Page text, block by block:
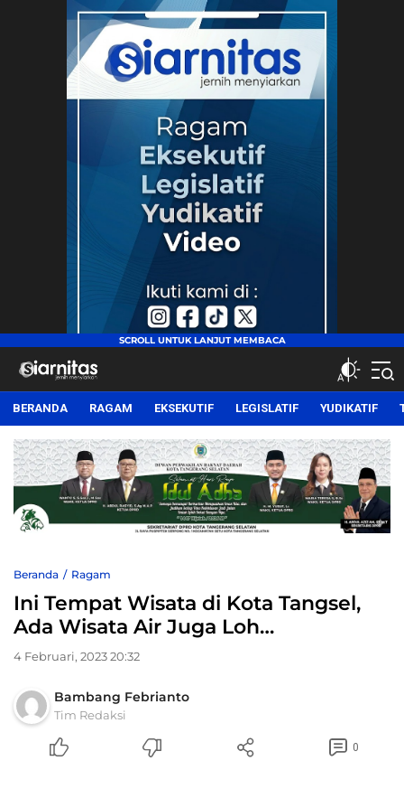
siarnitas
Jernih Menyiarkan
BERANDA RAGAM EKSEKUTIF LEGISLATIF YUDIKATIF
Beranda Ragam
Ini Tempat Wisata di Kota Tangsel,
Ada Wisata Air Juga Loh…
4 Februari, 2023 20:32
Bambang Febrianto
Tim Redaksi
0